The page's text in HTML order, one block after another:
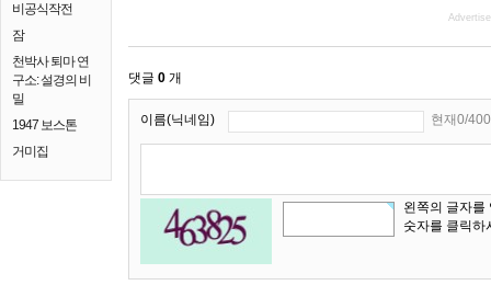
비공식작전
잠
천박사 퇴마 연
구소: 설경의 비
밀
1947 보스톤
거미집
댓글 0 개
이름(닉네임) 현재0/
왼쪽의 글자를
숫자를 클릭하